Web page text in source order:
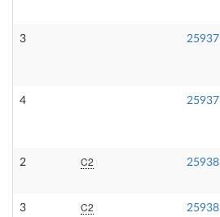
3 25937
4 25937
2 C2 25938
3 C2 25938